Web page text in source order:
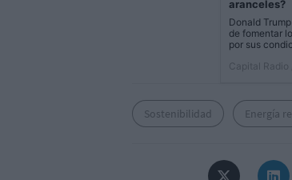
aranceles?
Donald
de fomentar
por sus
Capital Radio
Sostenibilidad Energía